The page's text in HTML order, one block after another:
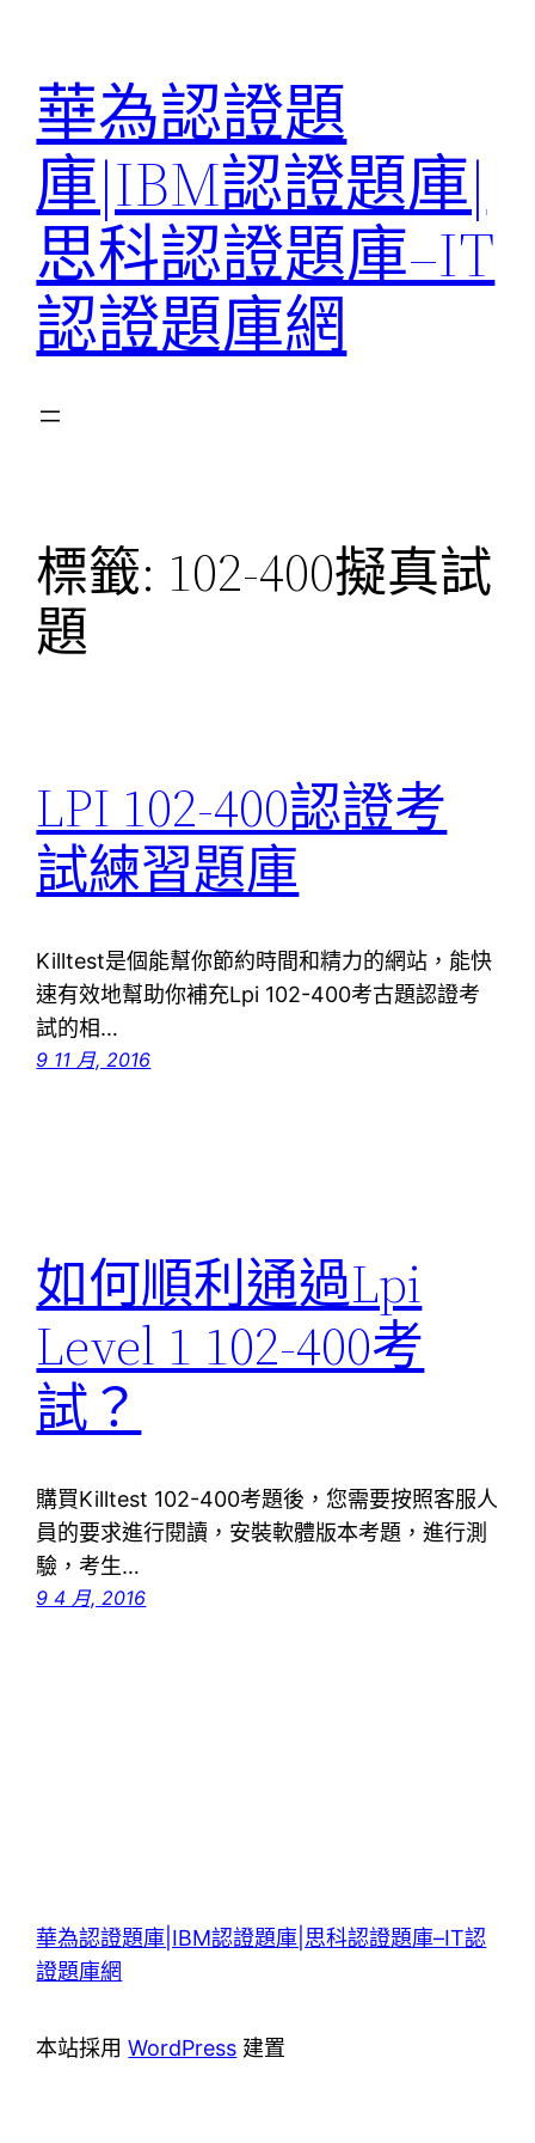
華為認證題
庫|IBM認證題庫|
思科認證題庫–IT
認證題庫網
標籤: 102-400擬真試
題
LPI 102-400認證考
試練習題庫
Killtest是個能幫你節約時間和精力的網站，能快
速有效地幫助你補充Lpi 102-400考古題認證考
試的相…
9 11 月, 2016
如何順利通過Lpi
Level 1 102-400考
試？
購買Killtest 102-400考題後，您需要按照客服人
員的要求進行閱讀，安裝軟體版本考題，進行測
驗，考生…
9 4 月, 2016
華為認證題庫|IBM認證題庫|思科認證題庫–IT認
證題庫網
本站採用WordPress 建置